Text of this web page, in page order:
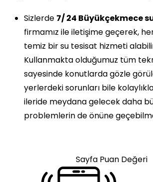
Sizlerde 7/ 24 Büyükçekmece
firmamız ile iletişime geçerek,
temiz bir su tesisat hizmeti
Kullanmakta olduğumuz tüm
sayesinde konutlarda gözle
yerlerdeki sorunları bile
ileride meydana gelecek daha
problemlerin de önüne
Sayfa Puan Değeri